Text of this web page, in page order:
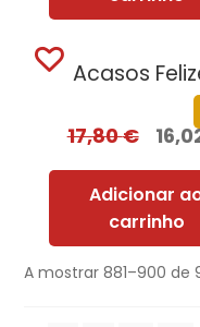
Acasos
17,80€
Adicionar
carrinho
A mostrar 881–900 de